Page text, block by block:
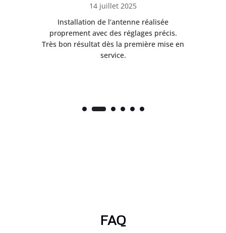
14 juillet 2025
Installation de l’antenne réalisée
proprement avec des réglages précis.
Très bon résultat dès la première mise en
service.
FAQ